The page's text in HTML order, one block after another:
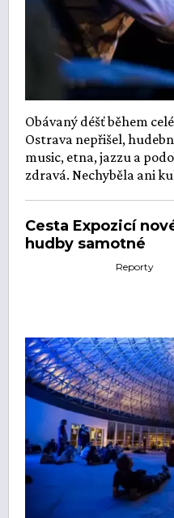
Obávaný déšť během
Ostrava nepřišel,
music, etna, jazzu a
zdravá. Nechyběla ani
Cesta Expozicí
hudby samotné
Reporty